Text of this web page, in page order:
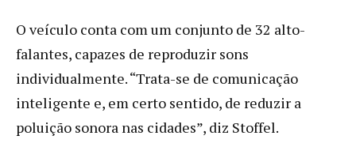
O veículo conta com um conjunto de 32 alto-
falantes, capazes de reproduzir sons
individualmente. “Trata-se de comunicação
inteligente e, em certo sentido, de reduzir a
poluição sonora nas cidades”, diz Stoffel.